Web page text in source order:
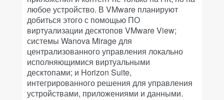
любое устройство. В VMware планируют
добиться этого с помощью ПО
виртуализации десктопов VMware View;
системы Wanova Mirage для
централизованного управления локально
исполняющимися виртуальными
десктопами; и Horizon Suite,
интегрированного решения для управления
устройствами, приложениями и данными.